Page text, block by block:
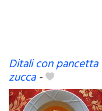
Ditali con
zucca-